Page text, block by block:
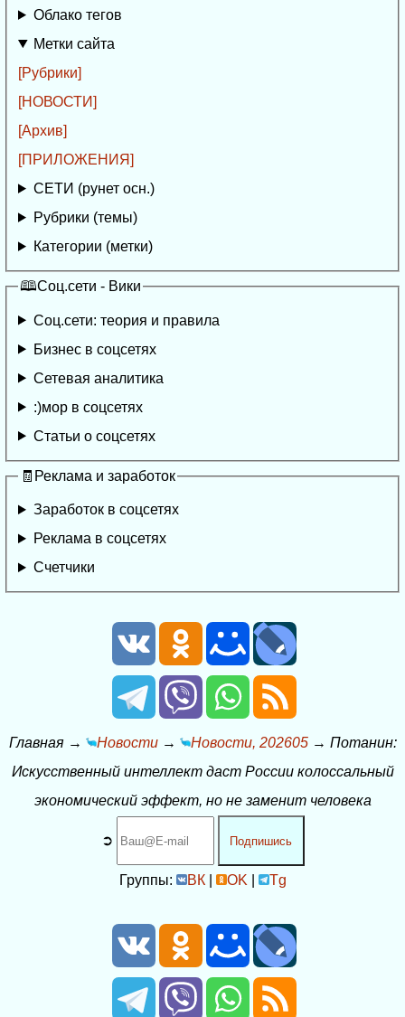
Облако тегов
Метки сайта
[Рубрики]
[НОВОСТИ]
[Архив]
[ПРИЛОЖЕНИЯ]
СЕТИ (рунет осн.)
Рубрики (темы)
Категории (метки)
🕮Соц.сети - Вики
Соц.сети: теория и правила
Бизнес в соцсетях
Сетевая аналитика
:)мор в соцсетях
Статьи о соцсетях
🧾Реклама и заработок
Заработок в соцсетях
Реклама в соцсетях
Счетчики
Главная→ Новости→ Новости, 202605→ Потанин:
Искусственный интеллект даст России колоссальный
экономический эффект, но не заменит человека
➲ Подпишись
Группы: ВК| OK Tg